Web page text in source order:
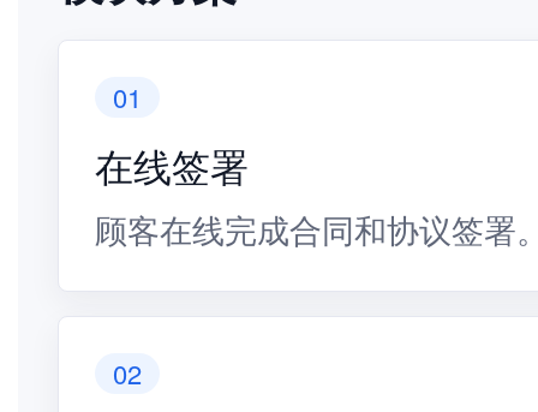
01
在线签署
顾客在线完成合同和协议签署
02